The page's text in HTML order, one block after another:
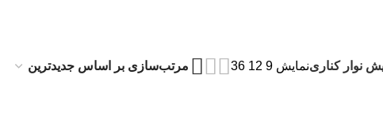
نوار کنارینمایش 9
12
36